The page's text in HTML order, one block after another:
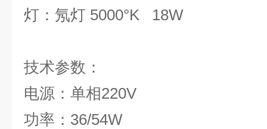
灯：氖灯 5000°K 18W
技术参
电源：单相220V
功率：36/54W